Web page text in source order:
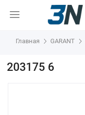
Главная GARANT
203175 6